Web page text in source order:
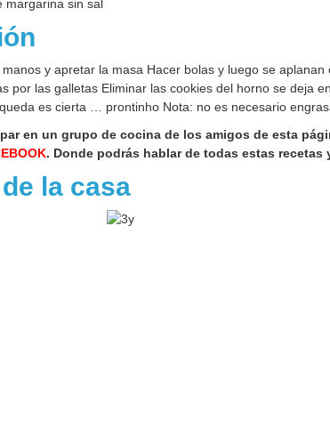
margarina sin sal
y apretar la masa Hacer bolas y luego se
por las galletas Eliminar las cookies del horno se deja
es cierta … prontinho Nota: no es necesario
en un grupo de cocina de los amigos de esta
. Donde podrás hablar de todas estas recetas
la casa